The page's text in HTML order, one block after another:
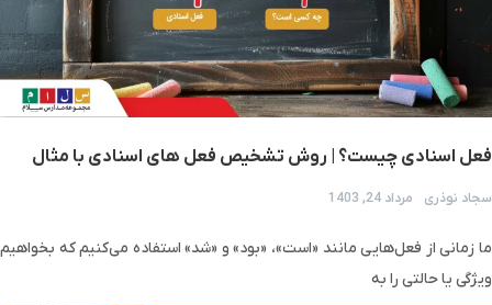
فعل اسنادی چیست؟ | روش تشخیص فعل های اسنادی با مثال
سجاد نوذری مرداد 24, 1403
ما زمانی از فعل‌هایی مانند «است»، «بود» و «شد» استفاده می‌کنیم که بخواهیم
ویژگی یا حالتی را به